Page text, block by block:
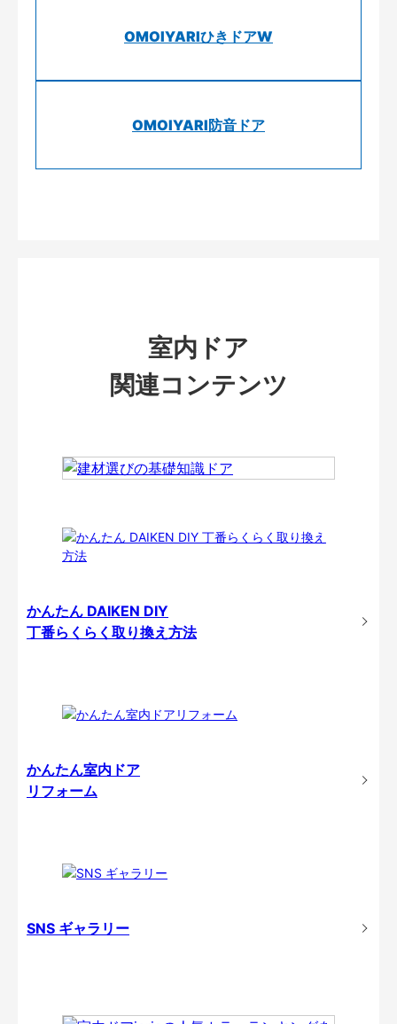
OMOIYARIひきドアW
OMOIYARI防音ドア
室内ドア
関連コンテンツ
かんたん DAIKEN DIY
丁番らくらく取り換え方法
かんたん室内ドア
リフォーム
SNS ギャラリー